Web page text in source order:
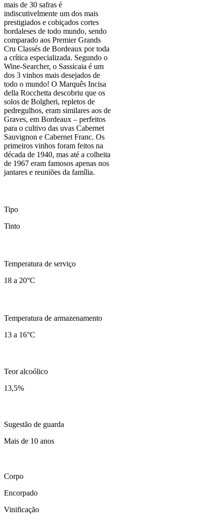
mais de 30 safras é
indiscutivelmente um dos mais
prestigiados e cobiçados cortes
bordaleses de todo mundo, sendo
comparado aos Premier Grands
Cru Classés de Bordeaux por toda
a crítica especializada. Segundo o
Wine-Searcher, o Sassicaia é um
dos 3 vinhos mais desejados de
todo o mundo! O Marquês Incisa
della Rocchetta descobriu que os
solos de Bolgheri, repletos de
pedregulhos, eram similares aos de
Graves, em Bordeaux – perfeitos
para o cultivo das uvas Cabernet
Sauvignon e Cabernet Franc. Os
primeiros vinhos foram feitos na
década de 1940, mas até a colheita
de 1967 eram famosos apenas nos
jantares e reuniões da família.
Tipo
Tinto
Temperatura de serviço
18 a 20°C
Temperatura de armazenamento
13 a 16°C
Teor alcoólico
13,5%
Sugestão de guarda
Mais de 10 anos
Corpo
Encorpado
Vinificação